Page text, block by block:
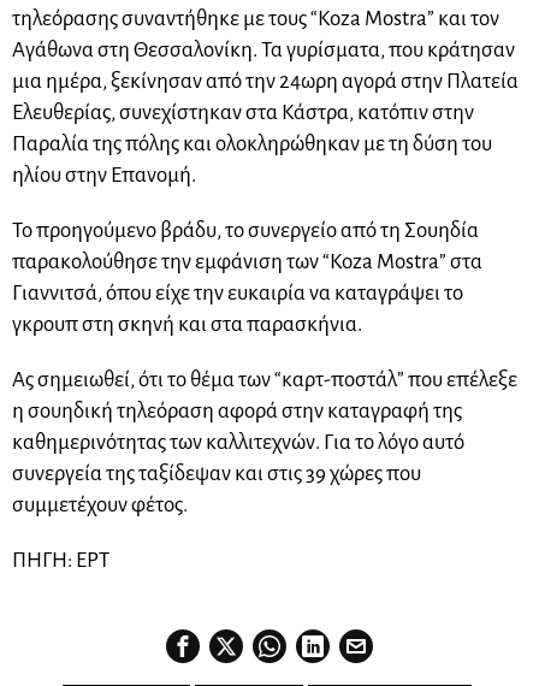
τηλεόρασης συναντήθηκε με τους “Koza Mostra” και τον
Αγάθωνα στη Θεσσαλονίκη. Τα γυρίσματα, που κράτησαν
μια ημέρα, ξεκίνησαν από την 24ωρη αγορά στην Πλατεία
Ελευθερίας, συνεχίστηκαν στα Κάστρα, κατόπιν στην
Παραλία της πόλης και ολοκληρώθηκαν με τη δύση του
ηλίου στην Επανομή.
Το προηγούμενο βράδυ, το συνεργείο από τη Σουηδία
παρακολούθησε την εμφάνιση των “Koza Mostra” στα
Γιαννιτσά, όπου είχε την ευκαιρία να καταγράψει το
γκρουπ στη σκηνή και στα παρασκήνια.
Ας σημειωθεί, ότι το θέμα των “καρτ-ποστάλ” που επέλεξε
η σουηδική τηλεόραση αφορά στην καταγραφή της
καθημερινότητας των καλλιτεχνών. Για το λόγο αυτό
συνεργεία της ταξίδεψαν και στις 39 χώρες που
συμμετέχουν φέτος.
ΠΗΓΗ: ΕΡΤ